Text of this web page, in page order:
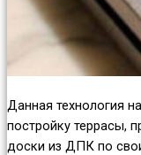
Данная технология
постройку террасы,
доски из ДПК по